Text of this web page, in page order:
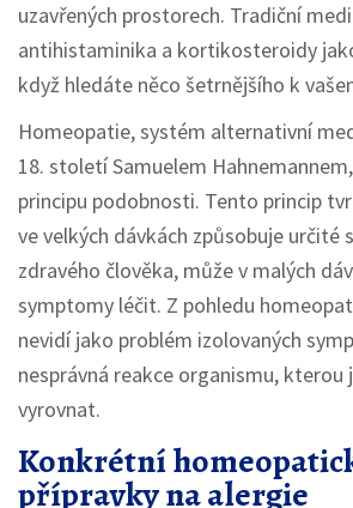
uzavřených prostorech. Tradiční
antihistaminika a kortikosteroidy
když hledáte něco šetrnějšího k
Homeopatie, systém alternativní
18. století Samuelem
principu podobnosti. Tento princip
ve velkých dávkách způsobuje určité
zdravého člověka, může v malých
symptomy léčit. Z pohledu
nevidí jako problém izolovaných
nesprávná reakce organismu, kterou
vyrovnat.
Konkrétní
přípravky na alergie